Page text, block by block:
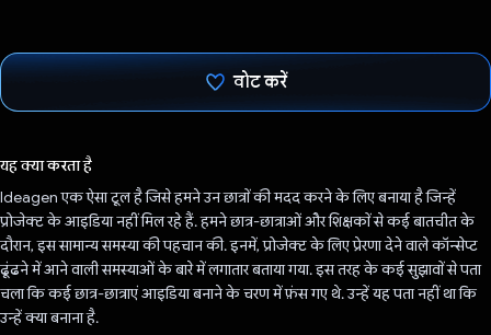
वोट करें
यह क्या करता है
Ideagen एक ऐसा टूल है जिसे हमने उन छात्रों की मदद करने के लिए बनाया है जिन्हें
प्रोजेक्ट के आइडिया नहीं मिल रहे हैं. हमने छात्र-छात्राओं और शिक्षकों से कई बातचीत के
दौरान, इस सामान्य समस्या की पहचान की. इनमें, प्रोजेक्ट के लिए प्रेरणा देने वाले कॉन्सेप्ट
ढूंढने में आने वाली समस्याओं के बारे में लगातार बताया गया. इस तरह के कई सुझावों से पता
चला कि कई छात्र-छात्राएं आइडिया बनाने के चरण में फ़ंस गए थे. उन्हें यह पता नहीं था कि
उन्हें क्या बनाना है.